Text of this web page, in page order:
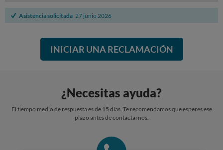
Asistencia solicitada 27 junio 2026
INICIAR UNA RECLAMACIÓN
¿Necesitas ayuda?
El tiempo medio de respuesta es de 15 días. Te recomendamos que esperes ese
plazo antes de contactarnos.